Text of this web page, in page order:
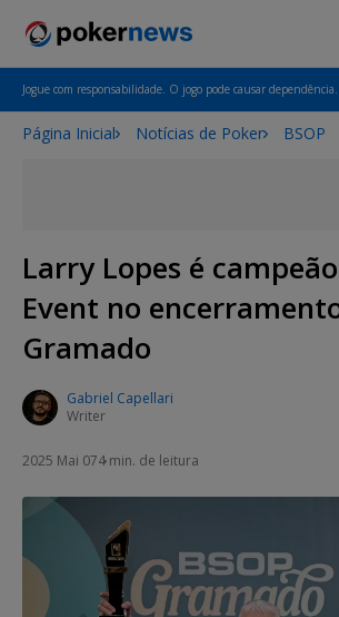
Jogue com responsabilidade. O jogo pode causar dependência.
Página Inicial Notícias de Poker BSOP
Larry Lopes é
Event no
Gramado
Gabriel Capellari
Writer
2025 Mai 074 min. de leitura